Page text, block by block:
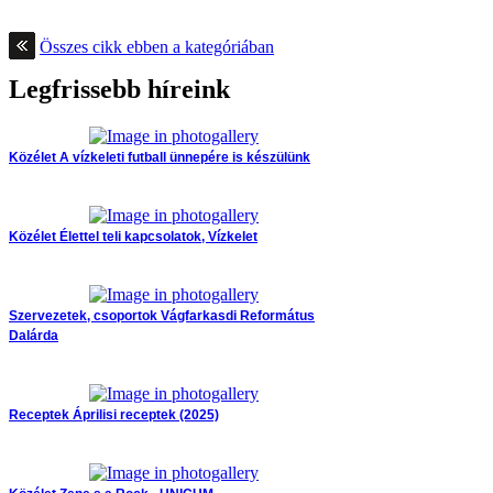
Összes cikk ebben a kategóriában
Legfrissebb híreink
Közélet A vízkeleti futball ünnepére is készülünk
Közélet Élettel teli kapcsolatok, Vízkelet
Szervezetek, csoportok Vágfarkasdi Református
Dalárda
Receptek Áprilisi receptek (2025)